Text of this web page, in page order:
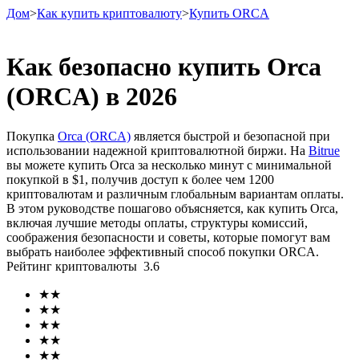
Фьючерсы
USDT-фьючерсы
обеспечения
Дом>Как купить криптовалюту>Купить ORCA
Как безопасно купить Orca
(ORCA) в 2026
Покупка Orca (ORCA) является быстрой и безопасной при
использовании надежной криптовалютной биржи. На Bitrue
вы можете купить Orca за несколько минут с минимальной
покупкой в ​​$1, получив доступ к более чем 1200
криптовалютам и различным глобальным вариантам оплаты.
В этом руководстве пошагово объясняется, как купить Orca,
включая лучшие методы оплаты, структуры комиссий,
соображения безопасности и советы, которые помогут вам
выбрать наиболее эффективный способ покупки ORCA.
Рейтинг криптовалюты 3.6
★★
★★
★★
★★
★★